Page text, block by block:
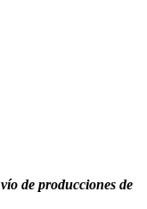
de producciones de